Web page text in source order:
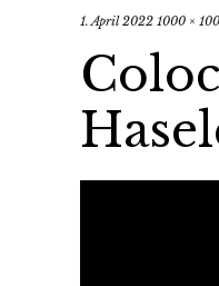
1. April 2022 1000 ×